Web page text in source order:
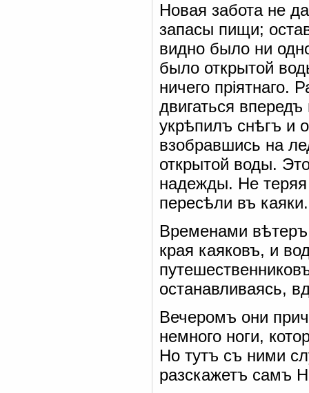
Новая забота не
запасы пищи;
видно было ни
было открытой
ничего пріятнаго.
двигаться
укрѣпилъ снѣгъ и
взобравшись на
открытой воды.
надежды. Не
пересѣли въ каяки.
Временами
края каяковъ, и
останавливаясь,
Вечеромъ они
немного ноги,
Но тутъ съ ними
разскажетъ самъ